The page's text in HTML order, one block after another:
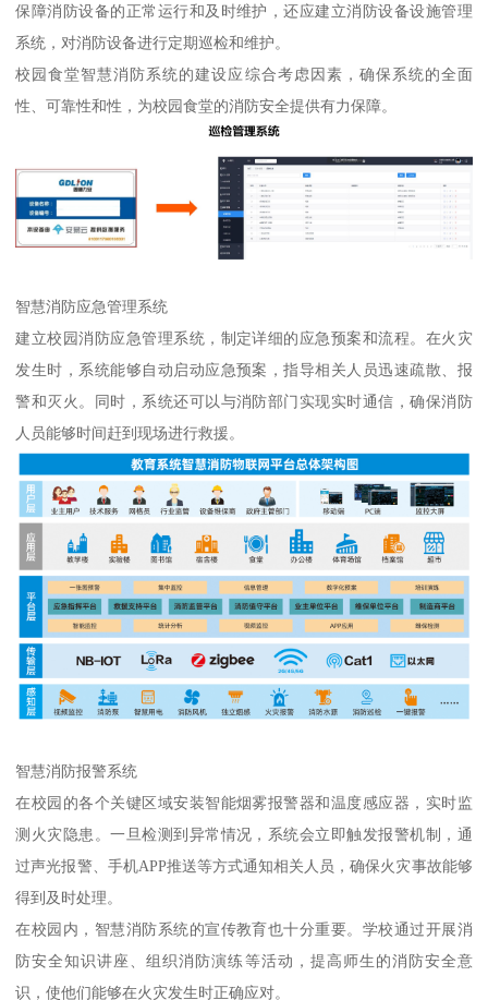
保障消防设备的正常运行和及时维护，还应建立消防设备设施管理
系统，对消防设备进行定期巡检和维护。
校园食堂智慧消防系统的建设应综合考虑因素，确保系统的全面
性、可靠性和性，为校园食堂的消防安全提供有力保障。
智慧消防应急管理系统
建立校园消防应急管理系统，制定详细的应急预案和流程。在火灾
发生时，系统能够自动启动应急预案，指导相关人员迅速疏散、报
警和灭火。同时，系统还可以与消防部门实现实时通信，确保消防
人员能够时间赶到现场进行救援。
智慧消防报警系统
在校园的各个关键区域安装智能烟雾报警器和温度感应器，实时监
测火灾隐患。一旦检测到异常情况，系统会立即触发报警机制，通
过声光报警、手机APP推送等方式通知相关人员，确保火灾事故能够
得到及时处理。
在校园内，智慧消防系统的宣传教育也十分重要。学校通过开展消
防安全知识讲座、组织消防演练等活动，提高师生的消防安全意
识，使他们能够在火灾发生时正确应对。